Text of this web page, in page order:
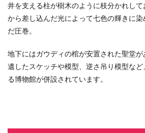
井を支える柱が樹木のように枝分かれして
から差し込んだ光によって七色の輝きに
だ圧巻。
地下にはガウディの棺が安置された聖堂
遺したスケッチや模型、逆さ吊り模型な
る博物館が併設されています。